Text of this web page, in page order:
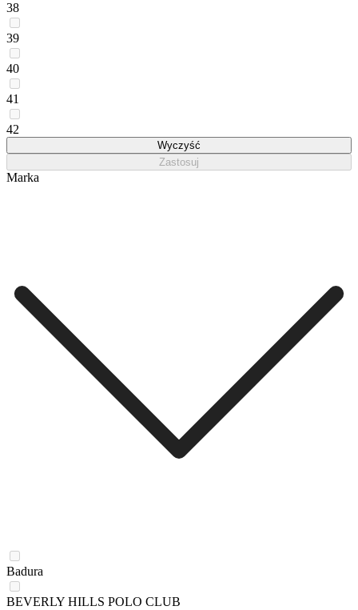
38
39
40
41
42
Wyczyść
Zastosuj
Marka
Badura
BEVERLY HILLS POLO CLUB